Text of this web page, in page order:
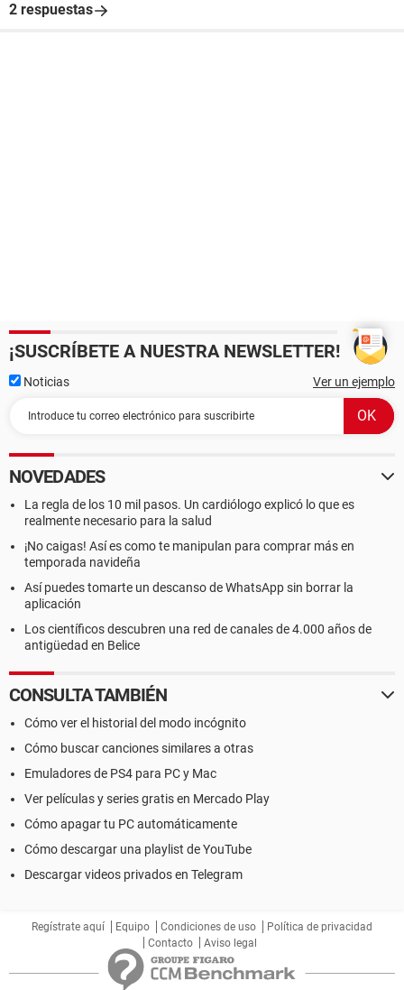
2 respuestas
¡SUSCRÍBETE A NUESTRA NEWSLETTER!
Noticias Ver un ejemplo
NOVEDADES
La regla de los 10 mil pasos. Un cardiólogo explicó lo que es
realmente necesario para la salud
¡No caigas! Así es como te manipulan para comprar más en
temporada navideña
Así puedes tomarte un descanso de WhatsApp sin borrar la
aplicación
Los científicos descubren una red de canales de 4.000 años de
antigüedad en Belice
CONSULTA TAMBIÉN
Cómo ver el historial del modo incógnito
Cómo buscar canciones similares a otras
Emuladores de PS4 para PC y Mac
Ver películas y series gratis en Mercado Play
Cómo apagar tu PC automáticamente
Cómo descargar una playlist de YouTube
Descargar videos privados en Telegram
Regístrate aquí Equipo Condiciones de uso
Política de privacidad
Contacto
Aviso legal